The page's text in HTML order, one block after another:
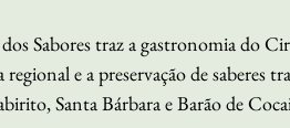
Sabores traz a gastronomia do
e a preservação de saberes
Santa Bárbara e Barão de